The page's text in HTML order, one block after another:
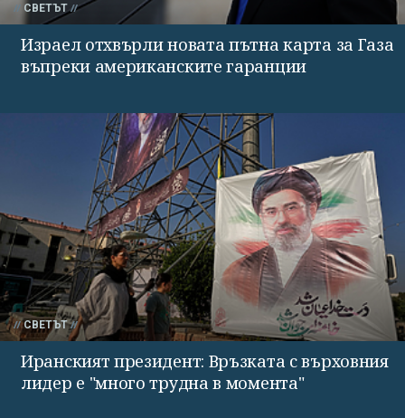
СВЕТЪТ
Израел отхвърли новата пътна карта за Газа
въпреки американските гаранции
СВЕТЪТ
Иранският президент: Връзката с върховния
лидер е "много трудна в момента"